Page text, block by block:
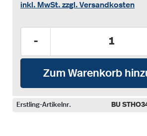
inkl. MwSt. zzgl. Versandkosten
-
Zum Warenkorb
Erstling-Artikelnr. BU